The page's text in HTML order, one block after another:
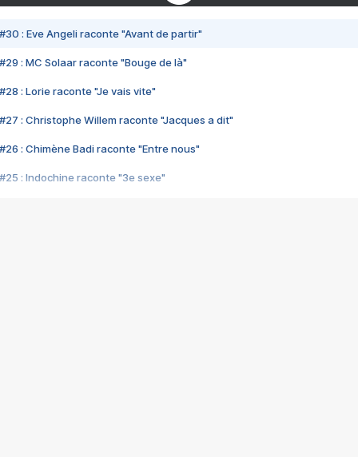
#30 : Eve Angeli raconte "Avant de partir"
#29 : MC Solaar raconte "Bouge de là"
#28 : Lorie raconte "Je vais vite"
#27 : Christophe Willem raconte "Jacques a dit"
#26 : Chimène Badi raconte "Entre nous"
#25 : Indochine raconte "3e sexe"